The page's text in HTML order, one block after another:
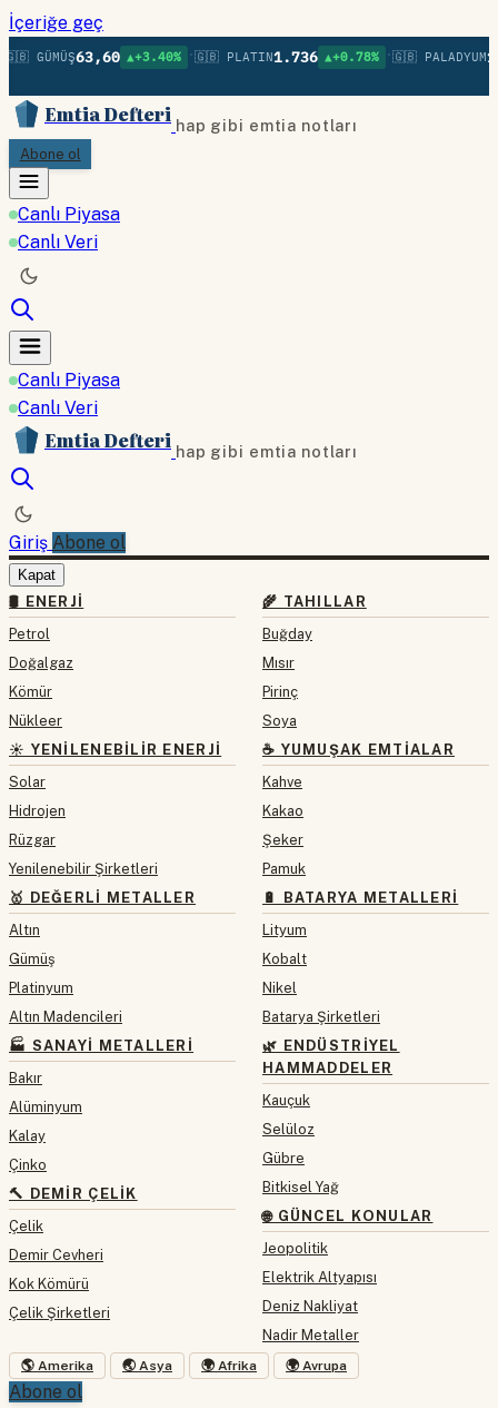
İçeriğe geç
GÜMÜŞ63,60 ▲+3.40% • 🇬🇧 PLATIN1.736 ▲+0.78% • 🇬🇧 PALADYUM
Emtia Defteri hap gibi emtia notları
Abone ol
Canlı Piyasa
Canlı Veri
Canlı Piyasa
Canlı Veri
Emtia Defteri hap gibi emtia notları
Giriş Abone ol
Kapat
🛢 ENERJI
Petrol
Doğalgaz
Kömür
Nükleer
☀️ YENILENEBILIR ENERJI
Solar
Hidrojen
Rüzgar
Yenilenebilir Şirketleri
🥇 DEĞERLI METALLER
Altın
Gümüş
Platinyum
Altın Madencileri
🏭 SANAYI METALLERI
Bakır
Alüminyum
Kalay
Çinko
🔨 DEMIR ÇELIK
Çelik
Demir Cevheri
Kok Kömürü
Çelik Şirketleri
🌾 TAHILLAR
Buğday
Mısır
Pirinç
Soya
☕ YUMUŞAK EMTIALAR
Kahve
Kakao
Şeker
Pamuk
🔋 BATARYA METALLERI
Lityum
Kobalt
Nikel
Batarya Şirketleri
🌿 ENDÜSTRIYEL
HAMMADDELER
Kauçuk
Selüloz
Gübre
Bitkisel Yağ
🌐 GÜNCEL KONULAR
Jeopolitik
Elektrik Altyapısı
Deniz Nakliyat
Nadir Metaller
🌎 Amerika 🌏 Asya 🌍 Afrika 🌍 Avrupa
Abone ol